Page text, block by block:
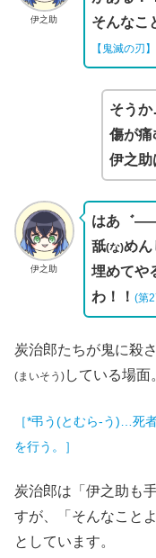
伊之助
そんなこ
【鬼滅の刃
そうか
傷が痛
伊之助
伊之助
はあ゛
舐(な)めん
埋めてや
わ！！ (第
炭治郎たちが鬼に殺
(まいそう) している場面
［*弔う(とむら‐う)…死
を行う。］
炭治郎は「伊之助も
すが、「そんなこと
としています。